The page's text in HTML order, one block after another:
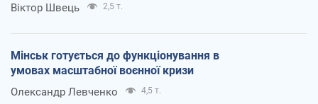
Віктор Швець 2,5 т.
Мінськ готується до функціонування в
умовах масштабної воєнної кризи
Олександр Левченко 4,5 т.